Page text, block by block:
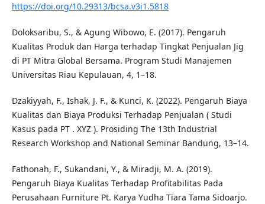
https://doi.org/10.29313/bcsa.v3i1.5818
Doloksaribu, S., & Agung Wibowo, E. (2017). Pengaruh
Kualitas Produk dan Harga terhadap Tingkat Penjualan Jig
di PT Mitra Global Bersama. Program Studi Manajemen
Universitas Riau Kepulauan, 4, 1–18.
Dzakiyyah, F., Ishak, J. F., & Kunci, K. (2022). Pengaruh Biaya
Kualitas dan Biaya Produksi Terhadap Penjualan ( Studi
Kasus pada PT . XYZ ). Prosiding The 13th Industrial
Research Workshop and National Seminar Bandung, 13–14.
Fathonah, F., Sukandani, Y., & Miradji, M. A. (2019).
Pengaruh Biaya Kualitas Terhadap Profitabilitas Pada
Perusahaan Furniture Pt. Karya Yudha Tiara Tama Sidoarjo.